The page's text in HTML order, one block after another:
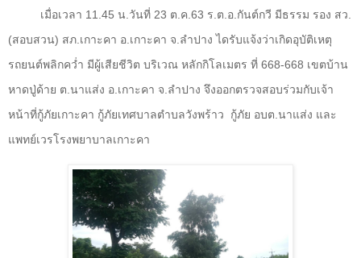
เมื่อเวลา 11.45 น.วันที่ 23 ต.ค. 63 ร.ต.อ.กันต์กวี มีธรรม รอง สว.
(สอบสวน) สภ.เกาะคา อ.เกาะคา จ.ลำปาง ไดรับแจ้งว่าเกิดอุบัติเหตุ
รถยนต์พลิกคว่ำ มีผู้เสียชีวิต บริเวณ หลักกิโลเมตร ที่ 668-668 เขตบ้าน
หาดปู่ด้าย ต.นาแส่ง อ.เกาะคา จ.ลำปาง จึงออกตรวจสอบร่วมกับเจ้า
หน้าที่กู้ภัยเกาะคา กู้ภัยเทศบาลตำบลวังพร้าว
กู้ภัย อบต.นาแส่ง และ
แพทย์เวรโรงพยาบาลเกาะคา